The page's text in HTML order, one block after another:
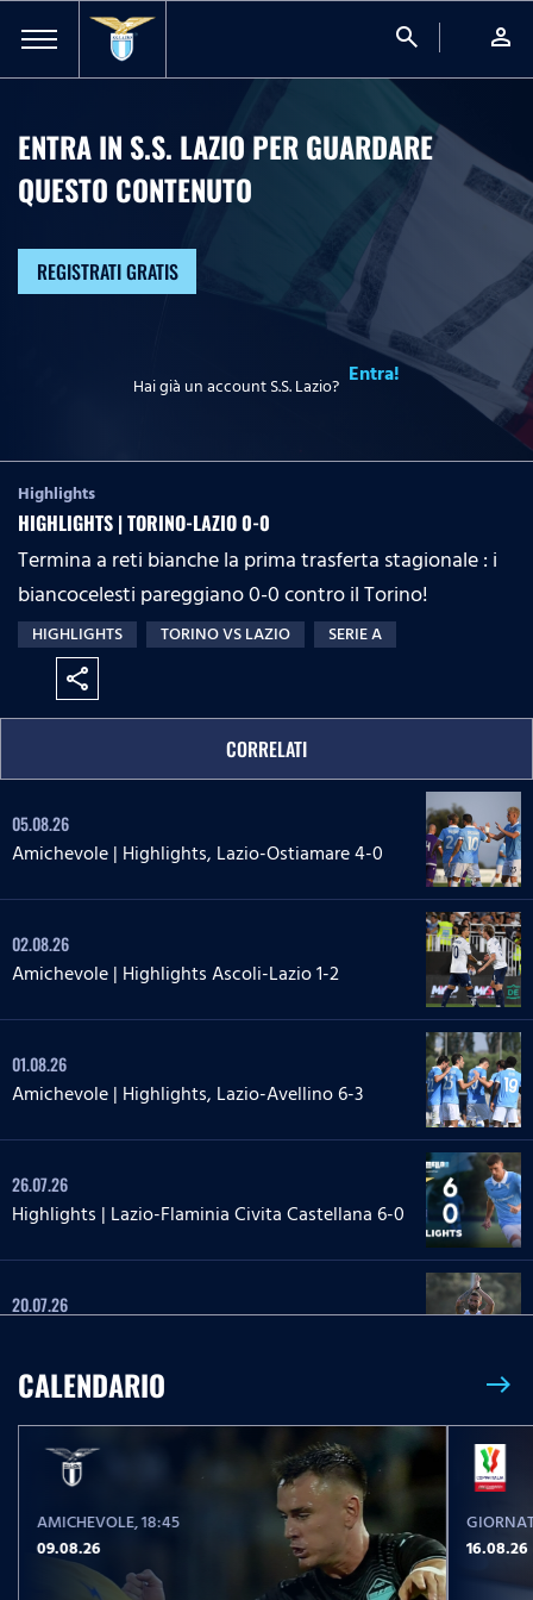
search person
ENTRA IN S.S. LAZIO PER GUARDARE
QUESTO CONTENUTO
REGISTRATI GRATIS
Hai già un account S.S. Lazio? Entra!
Highlights
HIGHLIGHTS | TORINO-LAZIO 0-0
Termina a reti bianche la prima trasferta stagionale : i
biancocelesti pareggiano 0-0 contro il Torino!
HIGHLIGHTS TORINO VS LAZIO SERIE A
share
CORRELATI
05.08.26
Amichevole | Highlights, Lazio-Ostiamare 4-0
02.08.26
Amichevole | Highlights Ascoli-Lazio 1-2
01.08.26
Amichevole | Highlights, Lazio-Avellino 6-3
26.07.26
Highlights | Lazio-Flaminia Civita Castellana 6-0
20.07.26
24.05.26
Highlights Serie A Enilive | Lazio-Pisa 2-1
17.05.26
Highlights Serie A Women Athora | Fiorentina-
Lazio Women 2-1
CALENDARIO east
AMICHEVOLE, 18:45
09.08.26
16.08.26